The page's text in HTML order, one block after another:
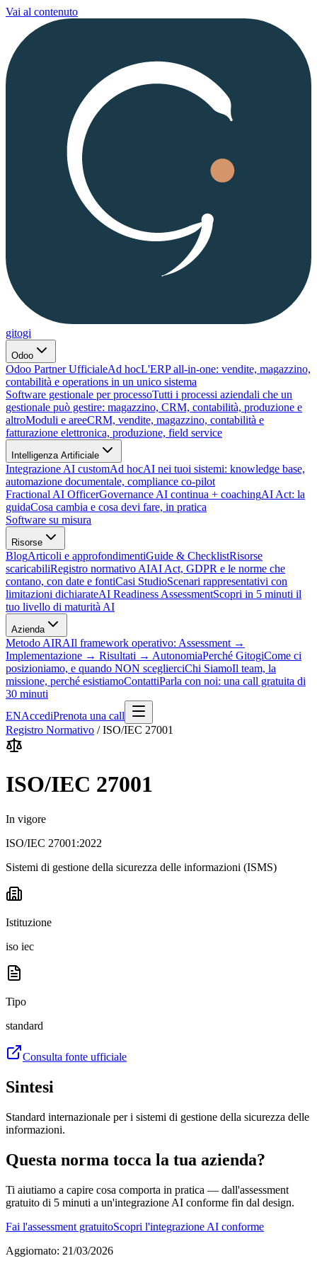
Vai al contenuto
gitogi
Odoo
Odoo Partner UfficialeAd hocL'ERP all-in-one: vendite, magazzino,
contabilità e operations in un unico sistema
Software gestionale per processoTutti i processi aziendali che un
gestionale può gestire: magazzino, CRM, contabilità, produzione e
altroModuli e areeCRM, vendite, magazzino, contabilità e
fatturazione elettronica, produzione, field service
Intelligenza Artificiale
Integrazione AI customAd hocAI nei tuoi sistemi: knowledge base,
automazione documentale, compliance co-pilot
Fractional AI OfficerGovernance AI continua + coachingAI Act: la
guidaCosa cambia e cosa devi fare, in pratica
Software su misura
Risorse
BlogArticoli e approfondimentiGuide & ChecklistRisorse
scaricabiliRegistro normativo AIAI Act, GDPR e le norme che
contano, con date e fontiCasi StudioScenari rappresentativi con
limitazioni dichiarateAI Readiness AssessmentScopri in 5 minuti il
tuo livello di maturità AI
Azienda
Metodo AIRAIl framework operativo: Assessment →
Implementazione → Risultati → AutonomiaPerché GitogiCome ci
posizioniamo, e quando NON sceglierciChi SiamoIl team, la
missione, perché esistiamoContattiParla con noi: una call gratuita di
30 minuti
ENAccediPrenota una call
Registro Normativo /ISO/IEC 27001
ISO/IEC 27001
In vigore
ISO/IEC 27001:2022
Sistemi di gestione della sicurezza delle informazioni (ISMS)
Istituzione
iso iec
Tipo
standard
Consulta fonte ufficiale
Sintesi
Standard internazionale per i sistemi di gestione della sicurezza delle
informazioni.
Questa norma tocca la tua azienda?
Ti aiutiamo a capire cosa comporta in pratica — dall'assessment
gratuito di 5 minuti a un'integrazione AI conforme fin dal design.
Fai l'assessment gratuitoScopri l'integrazione AI conforme
Aggiornato: 21/03/2026